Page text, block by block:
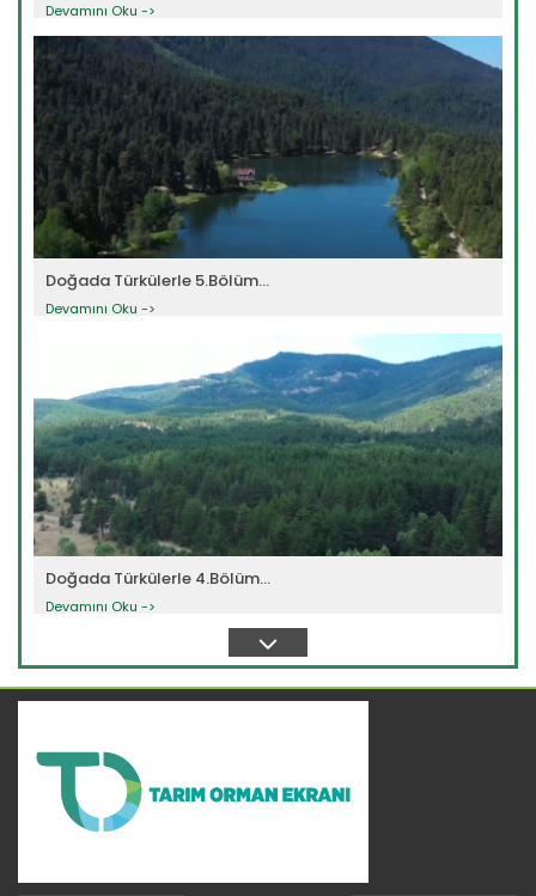
Devamını Oku ->
Doğada Türkülerle 5.Bölüm...
Devamını Oku ->
Doğada Türkülerle 4.Bölüm...
Devamını Oku ->